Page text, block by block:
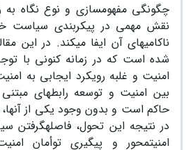
چگونگی مفهوم‏سازی و نوع نگاه به‏
نقش مهمی در پیکربندی سیاست‏
ناکامی‏های آن ایفا می‏کند. در این
شده است که در زمانه کنونی با
امنیت و غلبه رویکرد ایجابی به
بین امنیت و توسعه رابطه‏ای
حاکم است و بدون وجود یکی از
در نتیجه این تحول، فاصله‏گرفتن
امنیت‏محور و پیگیری توأمان